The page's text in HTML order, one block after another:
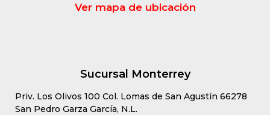
Ver mapa de ubicación
Sucursal Monterrey
Priv. Los Olivos 100 Col. Lomas de San Agustín 66278
San Pedro Garza García, N.L.